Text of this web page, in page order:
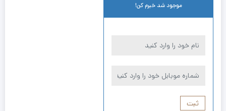
موجود شد خبرم کن!
ثبت